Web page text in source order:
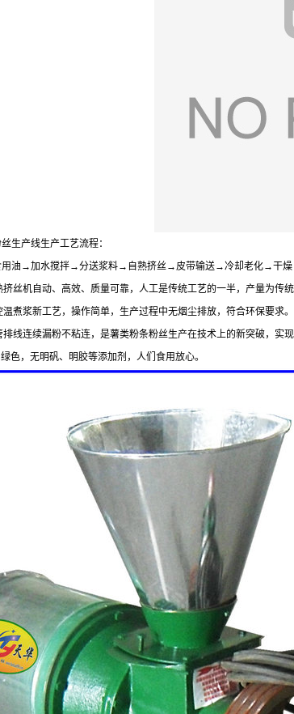
生产线生产工艺流程：
用油→加水搅拌→分送浆料→自熟挤丝→皮带输送→冷却老化→干
挤丝机自动、高效、质量可靠，人工是传统工艺的一半，产量为传
煮浆新工艺，操作简单，生产过程中无烟尘排放，符合环保要求。
线连续漏粉不粘连，是薯类粉条粉丝生产在技术上的新突破，实
色，无明矾、明胶等添加剂，人们食用放心。